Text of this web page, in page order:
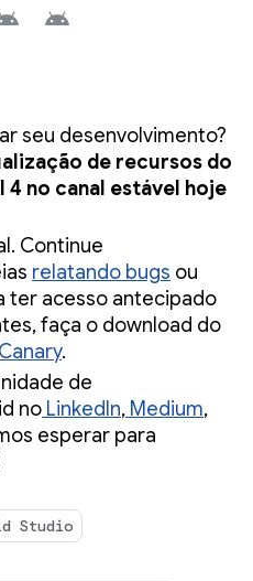
seu desenvolvimento?
de recursos do
no canal estável hoje
Continue
relatando bugs ou
ter acesso antecipado
faça o download do
Canary.
de
no LinkedIn, Medium,
esperar para
Studio